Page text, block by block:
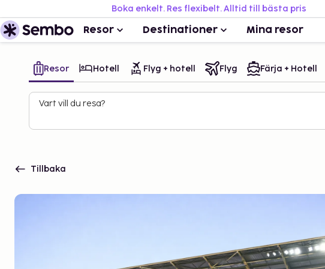
Boka enkelt. Res flexibelt. Alltid till bästa pris
Resor Destinationer Mina resor
Resor Hotell Flyg + hotell Flyg Färja + Hotell
Vart vill du resa?
Tillbaka